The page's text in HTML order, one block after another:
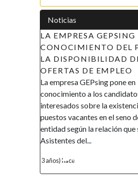
Noticias
PONE EN
DEL PUBLICO
DE VARIAS
existencia de varios
seno de esta
que se cita:
APOYO A LAS
LA MUJER EN
ECUATORIAL
DE
AVISO DE
Gobierno de la
Ecuatorial en el
promover la
financiera, así
de la mujer, ha...
4 años) hace